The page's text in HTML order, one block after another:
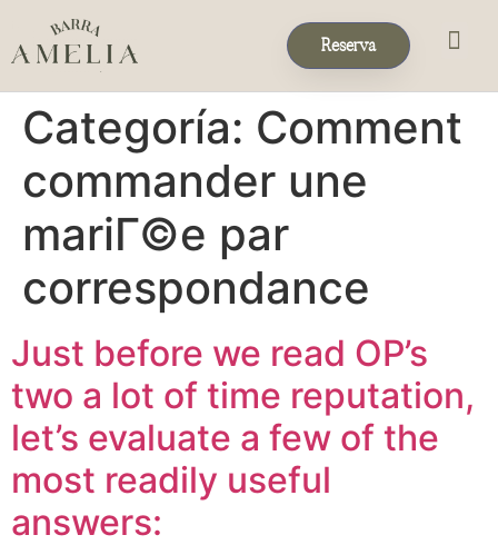
Reserva
Categoría: Comment
commander une
mariГ©e par
correspondance
Just before we read OP’s
two a lot of time reputation,
let’s evaluate a few of the
most readily useful
answers: